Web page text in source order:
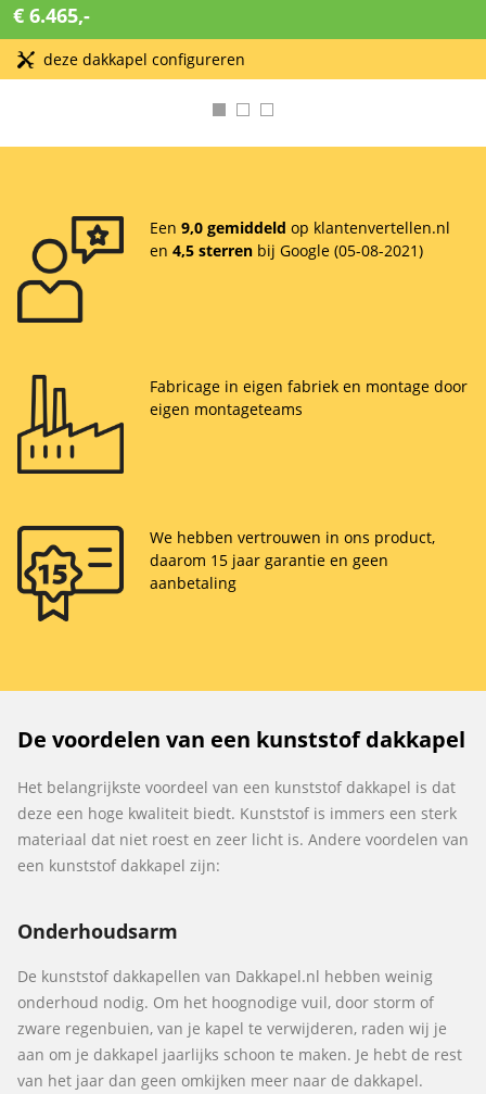
€ 6.465,-
deze dakkapel configureren
Een 9,0 gemiddeld op klantenvertellen.nl
en 4,5 sterren bij Google (05-08-2021)
Fabricage in eigen fabriek en montage door
eigen montageteams
We hebben vertrouwen in ons product,
daarom 15 jaar garantie en geen
aanbetaling
De voordelen van een kunststof dakkapel
Het belangrijkste voordeel van een kunststof dakkapel is dat
deze een hoge kwaliteit biedt. Kunststof is immers een sterk
materiaal dat niet roest en zeer licht is. Andere voordelen van
een kunststof dakkapel zijn:
Onderhoudsarm
De kunststof dakkapellen van Dakkapel.nl hebben weinig
onderhoud nodig. Om het hoognodige vuil, door storm of
zware regenbuien, van je kapel te verwijderen, raden wij je
aan om je dakkapel jaarlijks schoon te maken. Je hebt de rest
van het jaar dan geen omkijken meer naar de dakkapel.